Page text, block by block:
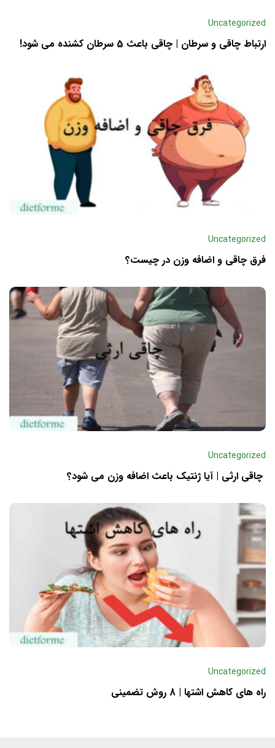
Uncategorized
ارتباط چاقی و سرطان | چاقی باعث 5 سرطان کشنده می شود!
Uncategorized
فرق چاقی و اضافه وزن در چیست؟
Uncategorized
چاقی ارثی | آیا ژنتیک باعث اضافه وزن می شود؟
Uncategorized
راه های کاهش اشتها | 8 روش تضمینی